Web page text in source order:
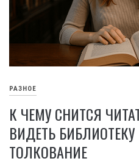
РАЗНОЕ
К ЧЕМУ СНИТСЯ
ВИДЕТЬ
ТОЛКОВАНИЕ